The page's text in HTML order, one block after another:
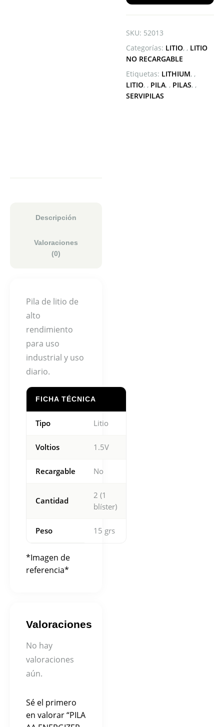
SKU: 52013
Categorías: LITIO , LITIO
NO RECARGABLE
Etiquetas: LITHIUM ,
LITIO , PILA , PILAS ,
SERVIPILAS
Descripción
Valoraciones
(0)
Pila de litio de
alto
rendimiento
para uso
industrial y uso
diario.
FICHA TÉCNICA
Tipo Litio
Voltios 1.5V
Recargable No
Cantidad
2 (1
blíster)
Peso 15 grs
*Imagen de
referencia*
Valoraciones
No hay
valoraciones
aún.
Sé el primero
en valorar “PILA